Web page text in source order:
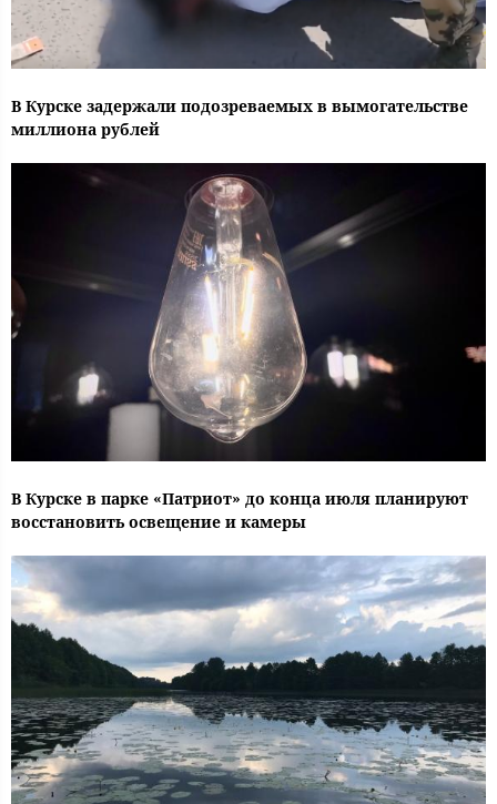
В Курске задержали подозреваемых в вымогательстве
миллиона рублей
В Курске в парке «Патриот» до конца июля планируют
восстановить освещение и камеры